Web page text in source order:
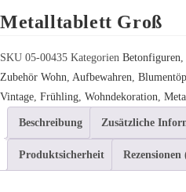
Metalltablett Groß
SKU 05-00435 Kategorien Betonfiguren,
Zubehör Wohn, Aufbewahren,
Vintage, Frühling, Wohndekoration,
Beschreibung Zusätzliche
Produktsicherheit Rezensionen